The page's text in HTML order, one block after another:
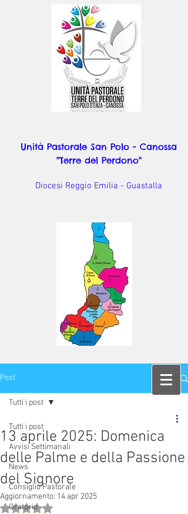
Unità Pastorale San Polo - Canossa
"Terre del Perdono"
Diocesi Reggio Emilia - Guastalla
Post
Tutti i post
Avvisi Settimanali
News
Consiglio Pastorale
Oratorio
Tutti i post
13 aprile 2025: Domenica
delle Palme e della Passione
del Signore
Aggiornamento: 14 apr 2025
Valutazione NaN stelle su 5.